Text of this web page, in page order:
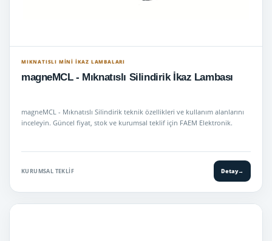
MIKNATISLI MINI İKAZ LAMBALARI
magneMCL - Mıknatıslı Silindirik İkaz Lambası
magneMCL - Mıknatıslı Silindirik teknik özellikleri ve kullanım alanlarını
inceleyin. Güncel fiyat, stok ve kurumsal teklif için FAEM Elektronik.
KURUMSAL TEKLIF Detay→